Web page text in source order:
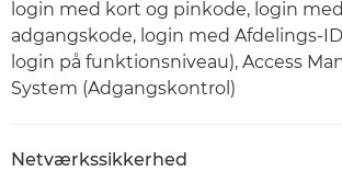
login med kort og pinkode, login
adgangskode, login med Afdelings-
login på funktionsniveau), Access
System (Adgangskontrol)
Netværkssikkerhed